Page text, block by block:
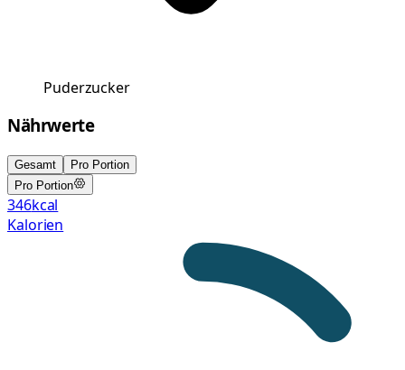
Puderzucker
Nährwerte
Gesamt
Pro Portion
Pro Portion
346kcal
Kalorien